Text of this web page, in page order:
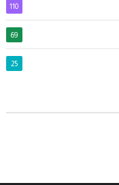
110
69
25